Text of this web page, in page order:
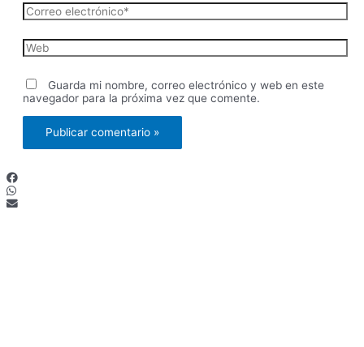
Correo
electrónico*
Web
Guarda mi nombre, correo electrónico y web en este
navegador para la próxima vez que comente.